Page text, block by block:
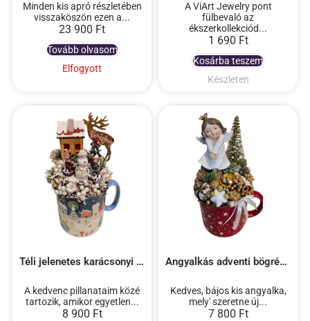
Elfogyott
23 900 Ft
Minden kis apró részletében
visszaköszön ezen a...
Tovább olvasom
Készleten
1 690 Ft
A ViArt Jewelry pont
fülbevaló az
ékszerkollekciód...
Kosárba teszem
Téli jelenetes karácsonyi bögrés dekoráció
8 900 Ft
A kedvenc pillanataim közé
tartozik, amikor egyetlen...
Angyalkás adventi bögrés dekoráció
7 800 Ft
Kedves, bájos kis angyalka,
mely' szeretne új...